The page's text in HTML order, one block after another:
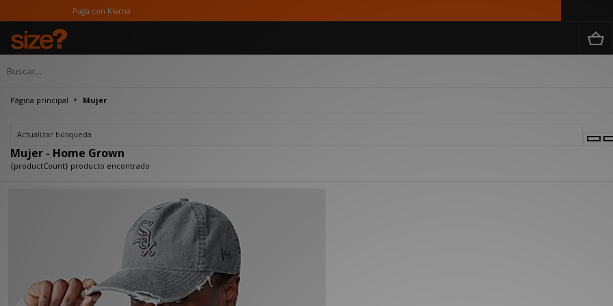
Paga con Klarna
Página principal Mujer
Actualizar búsqueda
Mujer - Home Grown
{productCount} producto encontrado